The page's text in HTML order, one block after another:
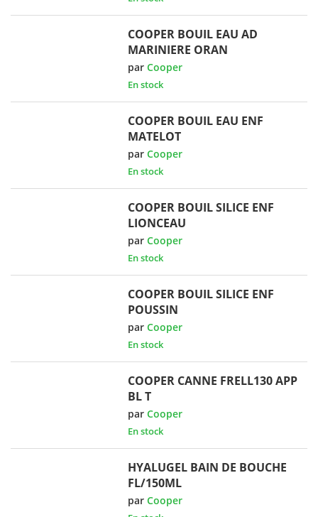
COOPER BOUIL EAU AD
MARINIERE ORAN
parCooper
En stock
COOPER BOUIL EAU ENF
MATELOT
parCooper
En stock
COOPER BOUIL SILICE ENF
LIONCEAU
parCooper
En stock
COOPER BOUIL SILICE ENF
POUSSIN
parCooper
En stock
COOPER CANNE FRELL130 APP
BL T
parCooper
En stock
HYALUGEL BAIN DE BOUCHE
FL/150ML
parCooper